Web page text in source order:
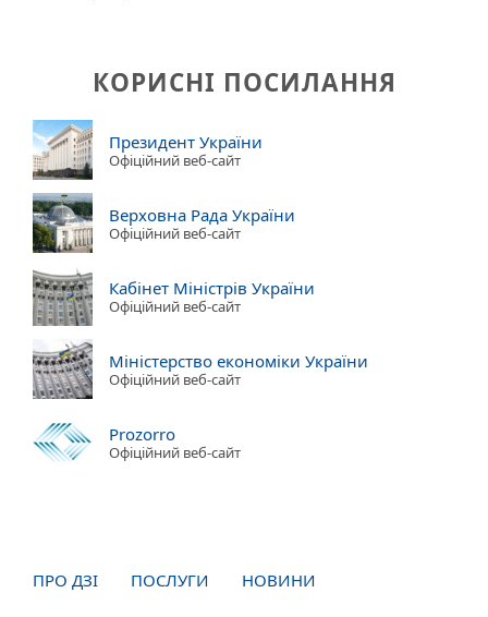
КОРИСНІ ПОСИЛАННЯ
Президент України
Офіційний веб-сайт
Верховна Рада України
Офіційний веб-сайт
Кабінет Міністрів України
Офіційний веб-сайт
Міністерство економіки України
Офіційний веб-сайт
Prozorro
Офіційний веб-сайт
ПРО ДЗІ ПОСЛУГИ НОВИНИ